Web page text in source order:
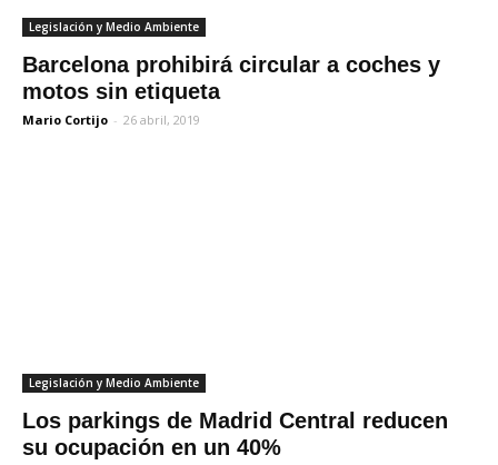
Legislación y Medio Ambiente
Barcelona prohibirá circular a coches y
motos sin etiqueta
Mario Cortijo - 26 abril, 2019
Legislación y Medio Ambiente
Los parkings de Madrid Central reducen
su ocupación en un 40%